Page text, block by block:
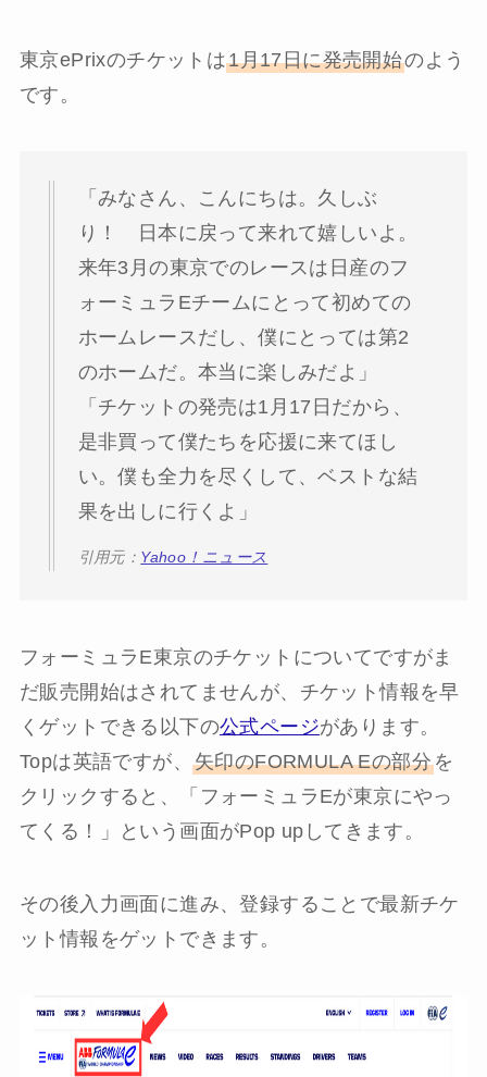
東京ePrixのチケットは1月17日に発売開始のよう
です。
「みなさん、こんにちは。久しぶ
り！ 日本に戻って来れて嬉しいよ。
来年3月の東京でのレースは日産のフ
ォーミュラEチームにとって初めての
ホームレースだし、僕にとっては第2
のホームだ。本当に楽しみだよ」
「チケットの発売は1月17日だから、
是非買って僕たちを応援に来てほし
い。僕も全力を尽くして、ベストな結
果を出しに行くよ」
引用元： Yahoo！ニュース
フォーミュラE東京のチケットについてですがま
だ販売開始はされてませんが、チケット情報を早
くゲットできる以下の公式ページがあります。
Topは英語ですが、 矢印のFORMULA Eの部分を
クリックすると、「フォーミュラEが東京にやっ
てくる！」という画面がPop upしてきます。
その後入力画面に進み、登録することで最新チケ
ット情報をゲットできます。